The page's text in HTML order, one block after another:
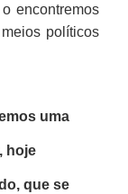
encontremos
políticos
uma
hoje
que se